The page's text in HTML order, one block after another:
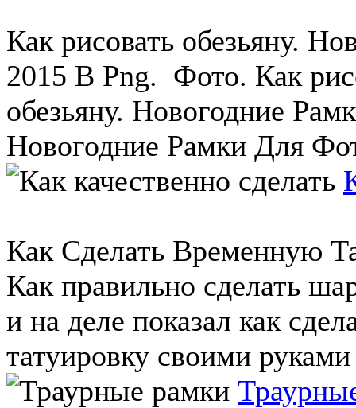
Как рисовать обезьяну.
2015 В Png. Фото. Как
обезьяну. Новогодние
Новогодние Рамки Для
Как Сделать Временную
Как правильно сделать
и на деле показал как
татуировку своими